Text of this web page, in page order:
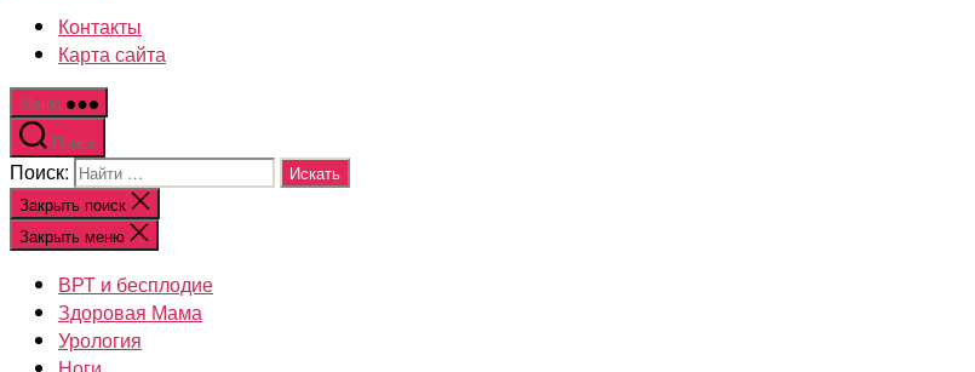
Контакты
Карта сайта
Меню
Поиск
Поиск:
Закрыть поиск
Закрыть меню
ВРТ и бесплодие
Здоровая Мама
Урология